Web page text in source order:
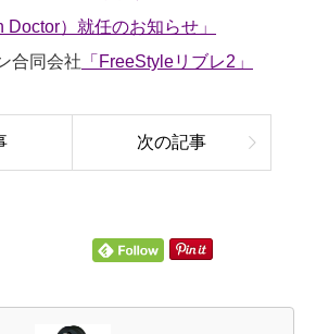
）就任のお知らせ」
合同会社 「FreeStyleリブレ2」
次の記事